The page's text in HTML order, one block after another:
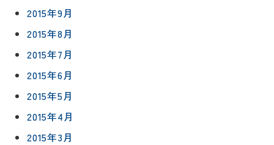
2015年9月
2015年8月
2015年7月
2015年6月
2015年5月
2015年4月
2015年3月